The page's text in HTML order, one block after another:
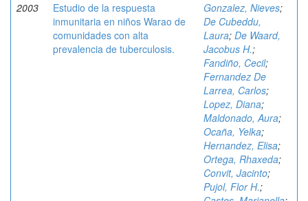
2003
Estudio de la respuesta
inmunitaria en niños Warao de
comunidades con alta
prevalencia de tuberculosis.
Gonzalez, Nieves;
De Cubeddu,
Laura; De Waard,
Jacobus H.;
Fandiño, Cecil;
Fernandez De
Larrea, Carlos;
Lopez, Diana;
Maldonado, Aura;
Ocaña, Yelka;
Hernandez, Elisa;
Ortega, Rhaxeda;
Convit, Jacinto;
Pujol, Flor H.;